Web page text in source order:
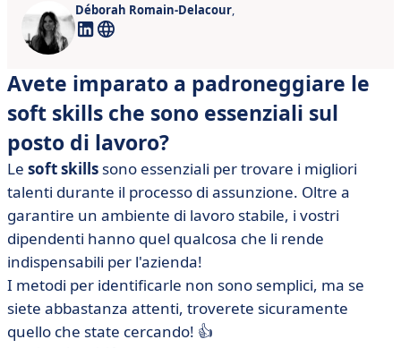
Déborah Romain-Delacour,
Avete imparato a padroneggiare le
soft skills che sono essenziali sul
posto di lavoro?
Le soft skills sono essenziali per trovare i migliori
talenti durante il processo di assunzione. Oltre a
garantire un ambiente di lavoro stabile, i vostri
dipendenti hanno quel qualcosa che li rende
indispensabili per l'azienda!
I metodi per identificarle non sono semplici, ma se
siete abbastanza attenti, troverete sicuramente
quello che state cercando! 👍